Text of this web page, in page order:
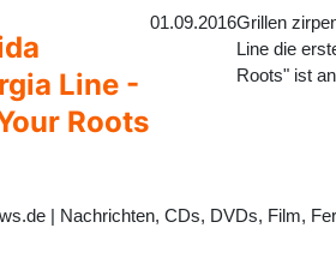
Line -
Roots
01.09.2016Grillen
Line die
Roots" ist
| Nachrichten, CDs, DVDs, Film,